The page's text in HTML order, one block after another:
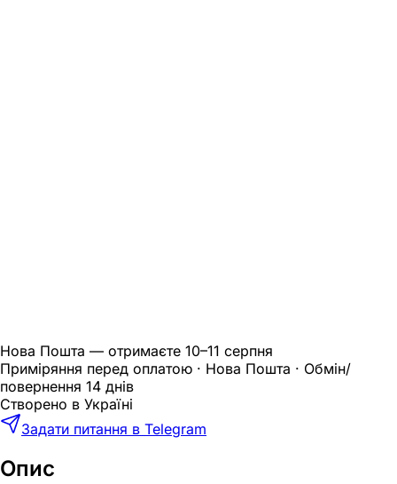
Нова Пошта — отримаєте 10–11 серпня
Приміряння перед оплатою · Нова Пошта · Обмін/
повернення 14 днів
Створено в Україні
Задати питання в Telegram
Опис